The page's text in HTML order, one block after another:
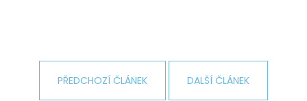
PŘEDCHOZÍ ČLÁNEK DALŠÍ ČLÁNEK
CRYSTAL
SWAROVSKI